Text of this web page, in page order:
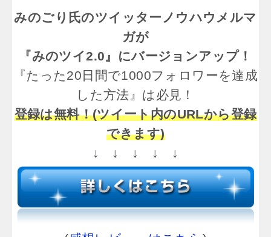
みのごり氏のツイッターノウハウメルマ
ガが
『みのツイ2.0』にバージョンアップ！
『たった20日間で1000フォロワーを達成
した方法』は必見！
登録は無料！(ツイート内のURLから登録
できます)
↓ ↓ ↓ ↓ ↓